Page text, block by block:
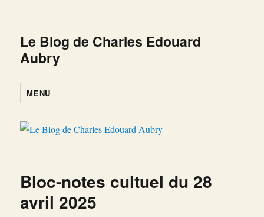
Le Blog de Charles Edouard
Aubry
MENU
Bloc-notes cultuel du 28
avril 2025